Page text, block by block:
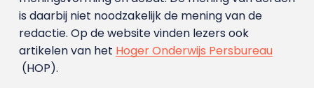
is daarbij niet noodzakelijk de mening van de
redactie. Op de website vinden lezers ook
artikelen van het Hoger Onderwijs Persbureau
(HOP).